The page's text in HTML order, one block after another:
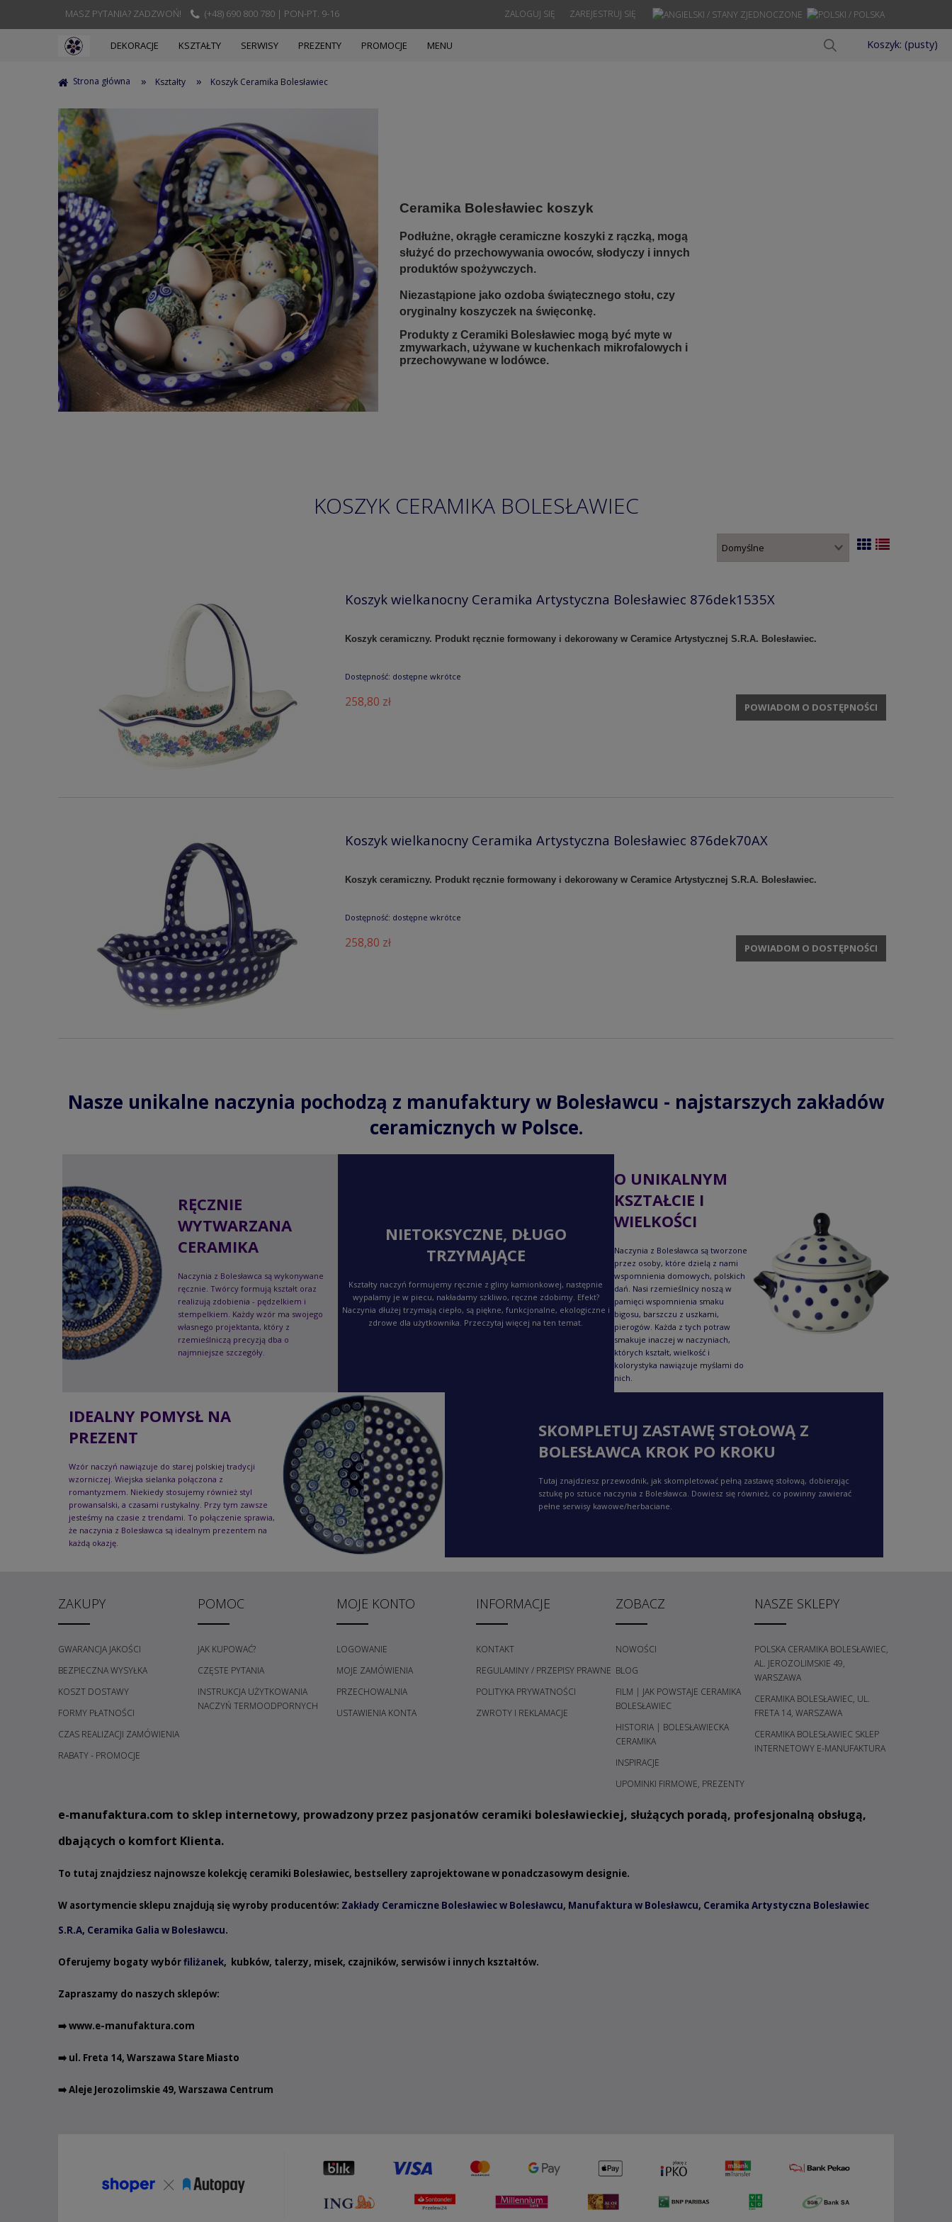
MASZ PYTANIA? ZADZWOŃ! (+48) 690 800 780 | PON-PT. 9-16 ZAREJESTRUJ SIĘ
ZALOGUJ SIĘ
Koszyk: (pusty)
DEKORACJE KSZTAŁTY SERWISY PREZENTY PROMOCJE MENU
Strona główna » Kształty » Koszyk Ceramika Bolesławiec
Ceramika Bolesławiec koszyk
Podłużne, okrągłe ceramiczne koszyki z rączką, mogą
służyć do przechowywania owoców, słodyczy i innych
produktów spożywczych.
Niezastąpione jako ozdoba świątecznego stołu, czy
oryginalny koszyczek na święconkę.
Produkty z Ceramiki Bolesławiec mogą być myte w
zmywarkach, używane w kuchenkach mikrofalowych i
przechowywane w lodówce.
KOSZYK CERAMIKA BOLESŁAWIEC
Koszyk wielkanocny Ceramika Artystyczna Bolesławiec 876dek1535X
Koszyk ceramiczny. Produkt ręcznie formowany i dekorowany w Ceramice Artystycznej S.R.A. Bolesławiec.
Dostępność: dostępne wkrótce
258,80 zł POWIADOM O DOSTĘPNOŚCI
Koszyk wielkanocny Ceramika Artystyczna Bolesławiec 876dek70AX
Koszyk ceramiczny. Produkt ręcznie formowany i dekorowany w Ceramice Artystycznej S.R.A. Bolesławiec.
Dostępność: dostępne wkrótce
258,80 zł POWIADOM O DOSTĘPNOŚCI
Nasze unikalne naczynia pochodzą z manufaktury w Bolesławcu - najstarszych zakładów
ceramicznych w Polsce.
RĘCZNIE
WYTWARZANA
CERAMIKA
Naczynia z Bolesławca są wykonywane
ręcznie. Twórcy formują kształt oraz
realizują zdobienia - pędzelkiem i
stempelkiem. Każdy wzór ma swojego
własnego projektanta, który z
rzemieślniczą precyzją dba o
najmniejsze szczegóły.
NIETOKSYCZNE, DŁUGO
TRZYMAJĄCE
Kształty naczyń formujemy ręcznie z gliny kamionkowej, następnie
wypalamy je w piecu, nakładamy szkliwo, ręczne zdobimy. Efekt?
Naczynia dłużej trzymają ciepło, są piękne, funkcjonalne, ekologiczne i
zdrowe dla użytkownika. Przeczytaj więcej na ten temat.
O UNIKALNYM
KSZTAŁCIE I
WIELKOŚCI
Naczynia z Bolesławca są tworzone
przez osoby, które dzielą z nami
wspomnienia domowych, polskich
dań. Nasi rzemieślnicy noszą w
pamięci wspomnienia smaku
bigosu, barszczu z uszkami,
pierogów. Każda z tych potraw
smakuje inaczej w naczyniach,
których kształt, wielkość i
kolorystyka nawiązuje myślami do
nich.
IDEALNY POMYSŁ NA
PREZENT
Wzór naczyń nawiązuje do starej polskiej tradycji
wzorniczej. Wiejska sielanka połączona z
romantyzmem. Niekiedy stosujemy również styl
prowansalski, a czasami rustykalny. Przy tym zawsze
jesteśmy na czasie z trendami. To połączenie sprawia,
że naczynia z Bolesławca są idealnym prezentem na
każdą okazję.
SKOMPLETUJ ZASTAWĘ STOŁOWĄ Z
BOLESŁAWCA KROK PO KROKU
Tutaj znajdziesz przewodnik, jak skompletować pełną zastawę stołową, dobierając
sztukę po sztuce naczynia z Bolesławca. Dowiesz się również, co powinny zawierać
pełne serwisy kawowe/herbaciane.
ZAKUPY
GWARANCJA JAKOŚCI
BEZPIECZNA WYSYŁKA
KOSZT DOSTAWY
FORMY PŁATNOŚCI
CZAS REALIZACJI ZAMÓWIENIA
RABATY - PROMOCJE
POMOC
JAK KUPOWAĆ?
CZĘSTE PYTANIA
INSTRUKCJA UŻYTKOWANIA
NACZYŃ TERMOODPORNYCH
MOJE KONTO
LOGOWANIE
MOJE ZAMÓWIENIA
PRZECHOWALNIA
USTAWIENIA KONTA
INFORMACJE
KONTAKT
REGULAMINY / PRZEPISY PRAWNE
POLITYKA PRYWATNOŚCI
ZWROTY I REKLAMACJE
ZOBACZ
NOWOŚCI
BLOG
FILM | JAK POWSTAJE CERAMIKA
BOLESŁAWIEC
HISTORIA | BOLESŁAWIECKA
CERAMIKA
INSPIRACJE
UPOMINKI FIRMOWE, PREZENTY
NASZE SKLEPY
POLSKA CERAMIKA BOLESŁAWIEC,
AL. JEROZOLIMSKIE 49,
WARSZAWA
CERAMIKA BOLESŁAWIEC, UL.
FRETA 14, WARSZAWA
CERAMIKA BOLESŁAWIEC SKLEP
INTERNETOWY E-MANUFAKTURA
e-manufaktura.com to sklep internetowy, prowadzony przez pasjonatów ceramiki bolesławieckiej, służących poradą, profesjonalną obsługą,
dbających o komfort Klienta.
To tutaj znajdziesz najnowsze kolekcję ceramiki Bolesławiec, bestsellery zaprojektowane w ponadczasowym designie.
W asortymencie sklepu znajdują się wyroby producentów: Zakłady Ceramiczne Bolesławiec w Bolesławcu, Manufaktura w Bolesławcu, Ceramika Artystyczna Bolesławiec
S.R.A, Ceramika Galia w Bolesławcu.
Oferujemy bogaty wybórfiliżanek, kubków, talerzy, misek, czajników, serwisów i innych kształtów.
Zapraszamy do naszych sklepów:
➡️www.e-manufaktura.com
➡️ ul. Freta 14, Warszawa Stare Miasto
➡️ Aleje Jerozolimskie 49, Warszawa Centrum